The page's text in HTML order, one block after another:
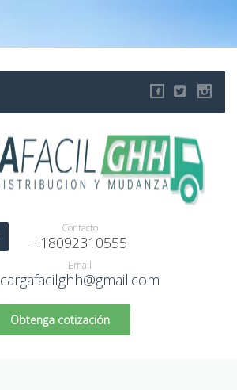
Contacto
+18092310555
Email
cargafacilghh@gmail.com
Obtenga cotización